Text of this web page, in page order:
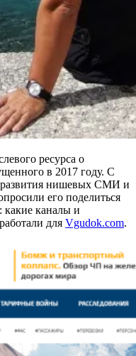
ресурса о
в 2017 году. С
развития нишевых СМИ и
его поделиться
каналы и
для Vgudok.com.